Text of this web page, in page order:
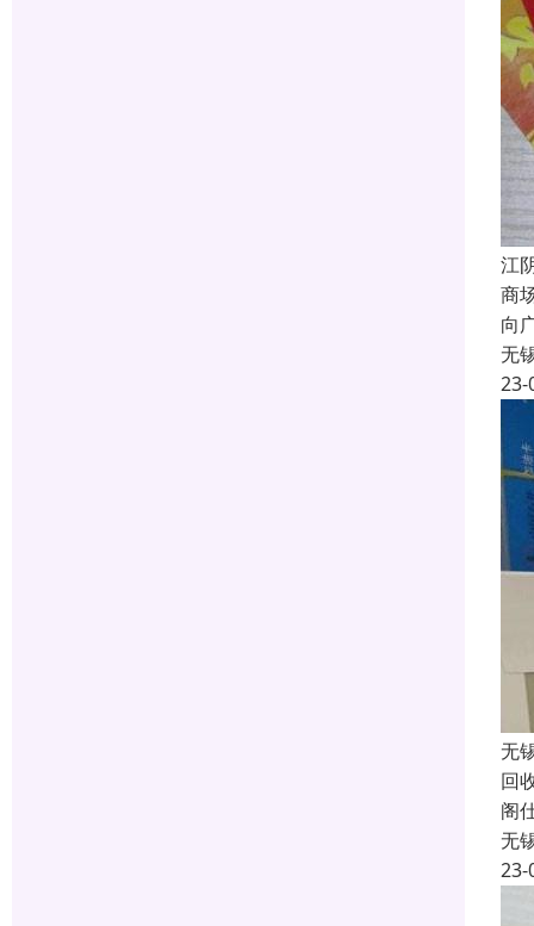
江
商
向
无
23-
无
回
阁
无
23-